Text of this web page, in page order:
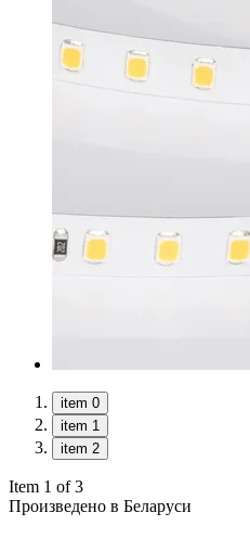
item 0
item 1
item 2
Item 1 of 3
Произведено в Беларуси